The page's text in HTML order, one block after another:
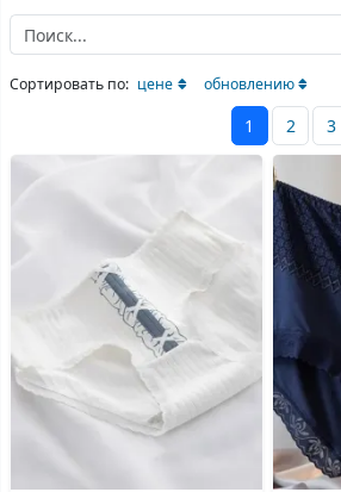
Сортировать по: цене обновлению
1 2 3